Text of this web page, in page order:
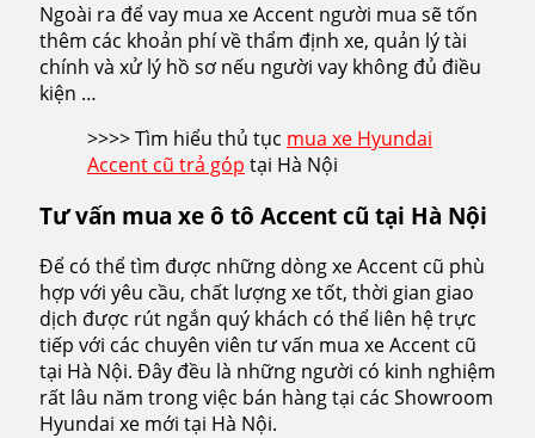
Ngoài ra để vay mua xe Accent người mua sẽ tốn
thêm các khoản phí về thẩm định xe, quản lý tài
chính và xử lý hồ sơ nếu người vay không đủ điều
kiện …
>>>> Tìm hiểu thủ tục mua xe Hyundai
Accent cũ trả góp tại Hà Nội
Tư vấn mua xe ô tô Accent cũ tại Hà Nội
Để có thể tìm được những dòng xe Accent cũ phù
hợp với yêu cầu, chất lượng xe tốt, thời gian giao
dịch được rút ngắn quý khách có thể liên hệ trực
tiếp với các chuyên viên tư vấn mua xe Accent cũ
tại Hà Nội. Đây đều là những người có kinh nghiệm
rất lâu năm trong việc bán hàng tại các Showroom
Hyundai xe mới tại Hà Nội.